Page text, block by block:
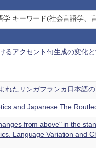
キーワード(社会言語学、
るアクセント句生成の変化
れたリンガフランカ日本語
and Japanese The
from above" in the
Language Variation and